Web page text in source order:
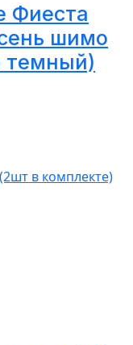
Фиеста
шимо
темный)